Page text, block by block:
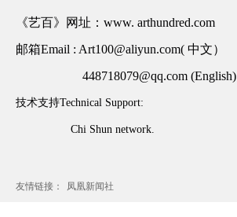
《艺百》网址：www. arthundred.com
邮箱Email : Art100@aliyun.com( 中文）
448718079@qq.com (English)
技术支持Technical Support:
Chi Shun network.
友情链接： 凤凰新闻社